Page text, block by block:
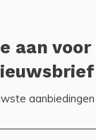
aan voor